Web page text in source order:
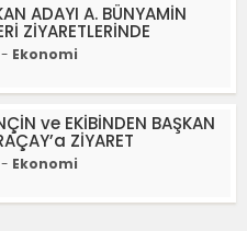
ADAYI A. BÜNYAMİN
ZİYARETLERİNDE
Ekonomi
ve EKİBİNDEN BAŞKAN
ZİYARET
Ekonomi